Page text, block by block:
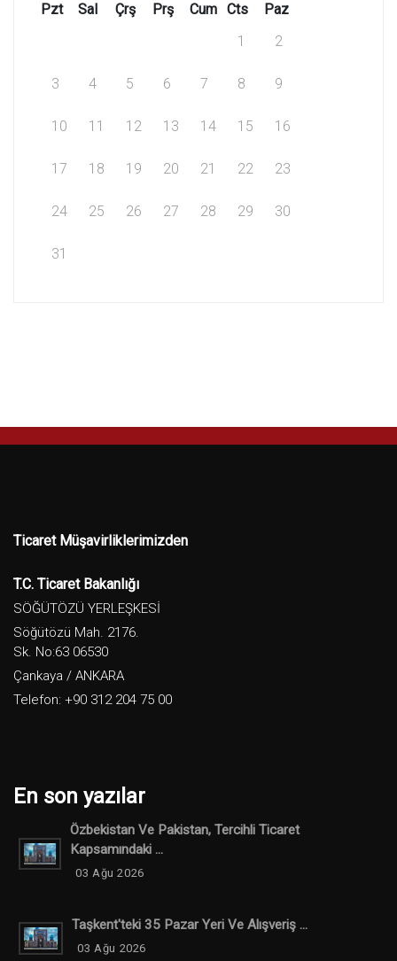
Pzt
Sal Çrş Prş Cum Cts
Paz
1
2
3 4 5 6 7 8 9
10 11 12 13 14 15 16
17 18 19 20 21 22 23
24 25 26 27 28 29 30
31
Ticaret Müşavirliklerimizden
T.C. Ticaret Bakanlığı
SÖĞÜTÖZÜ YERLEŞKESİ
Söğütözü Mah. 2176.
Sk. No:63 06530
Çankaya / ANKARA
Telefon: +90 312 204 75 00
En son yazılar
Özbekistan Ve Pakistan, Tercihli Ticaret
Kapsamındaki ...
03 Ağu 2026
Taşkent'teki 35 Pazar Yeri Ve Alışveriş ...
03 Ağu 2026